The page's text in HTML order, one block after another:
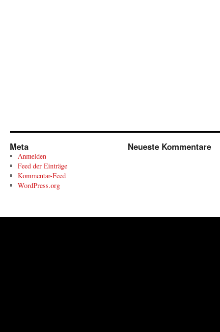
Meta
Anmelden
Feed der Einträge
Kommentar-Feed
WordPress.org
Neueste Kommentare